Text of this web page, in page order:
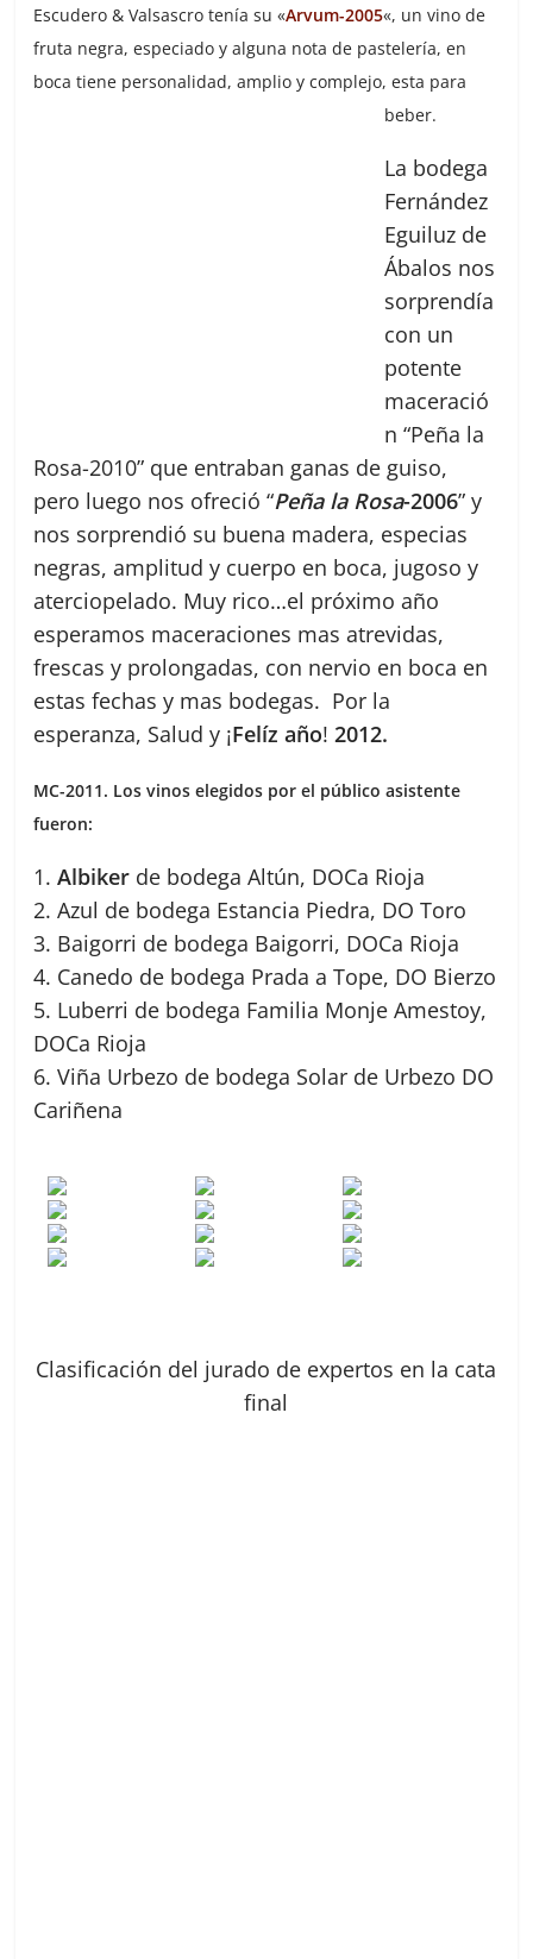
Escudero & Valsascro tenía su «Arvum-2005«, un vino de
fruta negra, especiado y alguna nota de pastelería, en
boca tiene personalidad, amplio y complejo, esta para
beber.
La bodega
Fernández
Eguiluz de
Ábalos nos
sorprendía
con un
potente
maceració
n “Peña la
Rosa-2010” que entraban ganas de guiso,
pero luego nos ofreció “Peña la Rosa-2006” y
nos sorprendió su buena madera, especias
negras, amplitud y cuerpo en boca, jugoso y
aterciopelado. Muy rico…el próximo año
esperamos maceraciones mas atrevidas,
frescas y prolongadas, con nervio en boca en
estas fechas y mas bodegas. Por la
esperanza, Salud y ¡Felíz año!2012.
MC-2011. Los vinos elegidos por el público asistente
fueron:
1.Albiker de bodega Altún, DOCa Rioja
2. Azul de bodega Estancia Piedra, DO Toro
3. Baigorri de bodega Baigorri, DOCa Rioja
4. Canedo de bodega Prada a Tope, DO Bierzo
5. Luberri de bodega Familia Monje Amestoy,
DOCa Rioja
6. Viña Urbezo de bodega Solar de Urbezo DO
Cariñena
Clasificación del jurado de expertos en la cata
final